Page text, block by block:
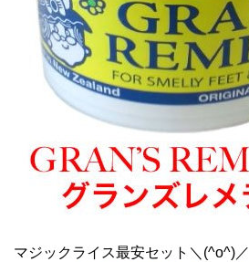
マジックライス最安セット＼(^o^)／